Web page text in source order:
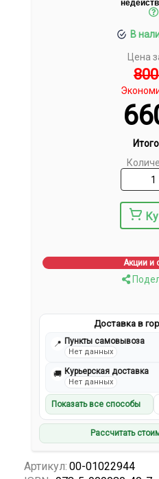
В
Цена
Акции и
Доставка в
📍 Пункты самовывоза
Нет данных
🚚 Курьерская доставка
Нет данных
Показать все способы
Рассчитать
Артикул: 00-01022944